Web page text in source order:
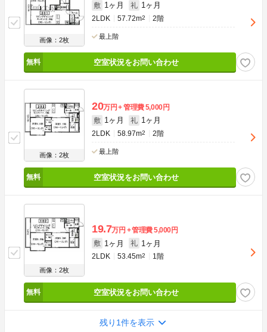
画像：2枚
敷 1ヶ月 礼 1ヶ月
2LDK 57.72m2 2階
最上階
空室状況をお問い合わせ
画像：2枚
20万円 管理費5,000円
敷 1ヶ月 礼 1ヶ月
2LDK 58.97m2 2階
最上階
空室状況をお問い合わせ
画像：2枚
19.7万円 管理費5,000円
敷 1ヶ月 礼 1ヶ月
2LDK 53.45m2 1階
空室状況をお問い合わせ
残り1件を表示